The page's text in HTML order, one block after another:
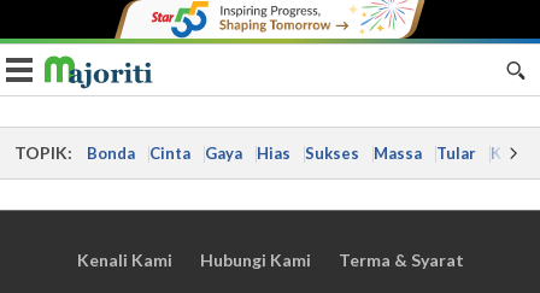
Toggle navigation
TOPIK: Bonda Cinta Gaya Hias Sukses Massa Tular Kes
Kenali Kami Hubungi Kami Terma & Syarat